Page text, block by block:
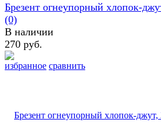
избранное сравнить
Брезент огнеупорный хлопок-
(0)
В наличии
270 руб.